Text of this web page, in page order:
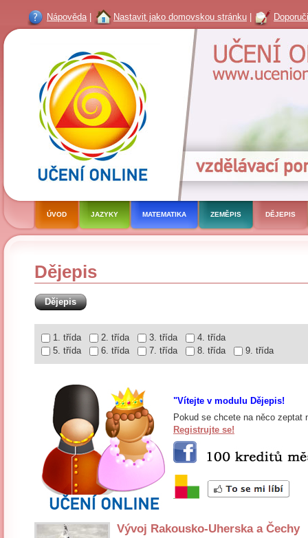
Nápověda| Nastavit jako domovskou stránku
ÚVOD JAZYKY MATEMATIKA ZEMĚPIS DĚJEPIS
Dějepis
Dějepis
1. třída 2. třída 3. třída
4. třída
5. třída
6. třída 7. třída 8. třída 9. třída
"Vítejte v modulu Dějepis!
Pokud se chcete na něco zeptat
Registrujte se!
Vývoj Rakousko-Uherska a Čechy